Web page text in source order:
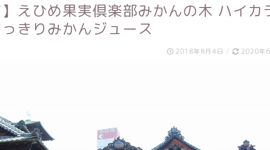
】えひめ果実倶楽部みかんの木 ハイカ
きりみかんジュース
2018年8月4日 / 2020年6